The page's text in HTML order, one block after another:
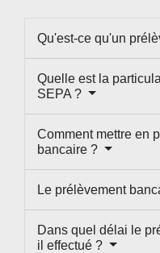
Qu'est-ce qu'un
Quelle est la
SEPA ?
Comment mettre en
bancaire ?
Le prélèvement
Dans quel délai le
il effectué ?